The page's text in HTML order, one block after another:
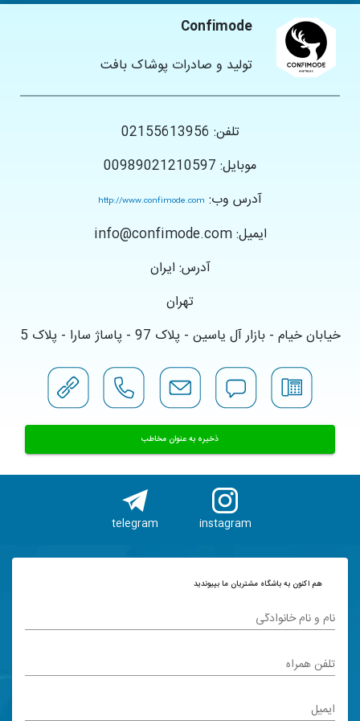
Confimode
تولید و صادرات پوشاک بافت
تلفن: 02155613956
موبایل: 00989021210597
آدرس وب: http://www.confimode.com
ایمیل: info@confimode.com
آدرس: ایران
تهران
خیابان خیام - بازار آل یاسین - پلاک 97 - پاساژ سارا - پلاک 5
ذخیره به عنوان مخاطب
instagram
telegram
هم اکنون به باشگاه مشتریان ما بپیوندید
نام و نام خانوادگی
تلفن همراه
ایمیل